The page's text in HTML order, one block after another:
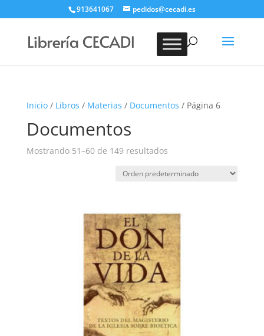
913641067 pedidos@cecadi.es
BUSCAR
Inicio/ Libros / Materias / Documentos / Página 6
Documentos
Mostrando 51–60 de 149 resultados